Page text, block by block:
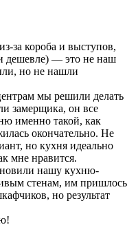
за короба и выступов,
дешевле) — это не наш
но не нашли
мы решили делать
замерщика, он все
именно такой, как
окончательно. Не
но кухня идеально
мне нравится.
нашу кухню-
стенам, им пришлось
но результат